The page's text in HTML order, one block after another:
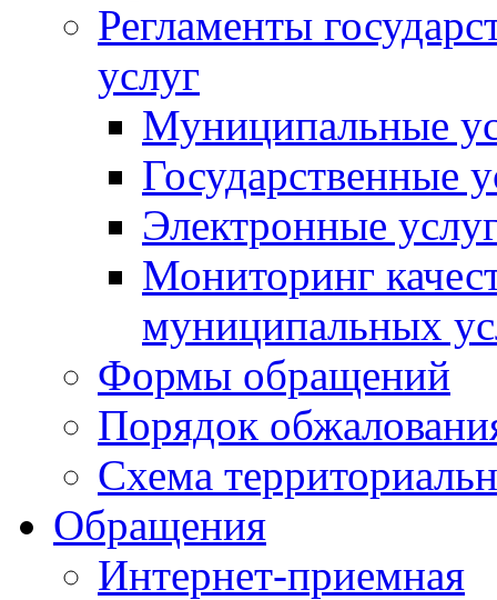
Регламенты
услуг
Муниципальные
Государственные
Электронные
Мониторинг
муниципальных
Формы обращений
Порядок
Схема
Обращения
Интернет-приемная